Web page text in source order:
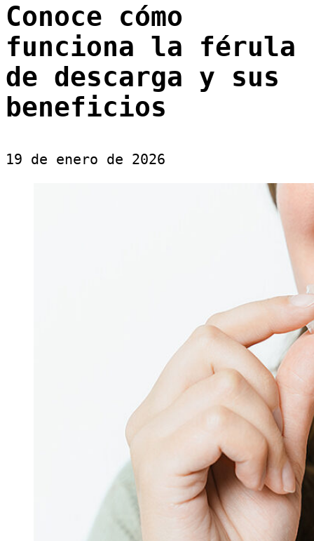
Conoce cómo
funciona la férula
de descarga y sus
beneficios
19 de enero de 2026